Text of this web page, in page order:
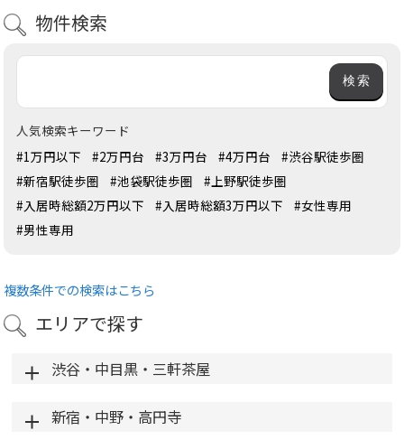
物件検索
人気検索キーワード
#1万円以下
#2万円台 #3万円台 #4万円台
#渋谷駅徒歩圏
#新宿駅徒歩圏
#池袋駅徒歩圏
#上野駅徒歩圏
#入居時総額2万円以下
#入居時総額3万円以下
#女性専用
#男性専用
複数条件での検索はこちら
エリアで探す
渋谷・中目黒・三軒茶屋
新宿・中野・高円寺